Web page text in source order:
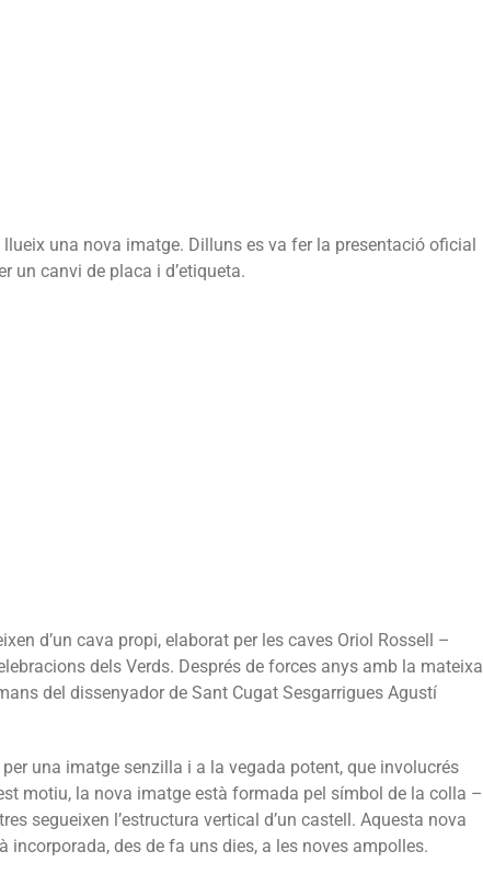
llueix una nova imatge. Dilluns es va fer la presentació oficial
un canvi de placa i d’etiqueta.
d’un cava propi, elaborat per les caves Oriol Rossell –
dels Verds. Després de forces anys amb la mateixa
del dissenyador de Sant Cugat Sesgarrigues Agustí
una imatge senzilla i a la vegada potent, que involucrés
motiu, la nova imatge està formada pel símbol de la colla –
segueixen l’estructura vertical d’un castell. Aquesta nova
des de fa uns dies, a les noves ampolles.